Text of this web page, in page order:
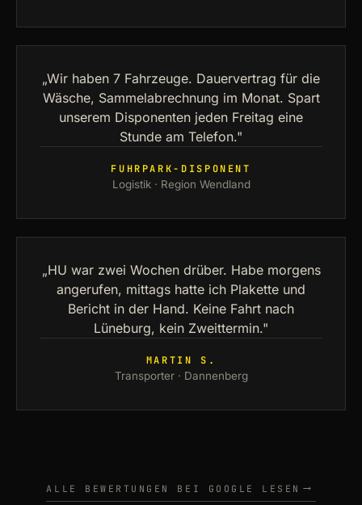
„Wir haben 7 Fahrzeuge. Dauervertrag für die
Wäsche, Sammelabrechnung im Monat. Spart
unserem Disponenten jeden Freitag eine
Stunde am Telefon."
FUHRPARK-DISPONENT
Logistik · Region Wendland
„HU war zwei Wochen drüber. Habe morgens
angerufen, mittags hatte ich Plakette und
Bericht in der Hand. Keine Fahrt nach
Lüneburg, kein Zweittermin."
MARTIN S.
Transporter · Dannenberg
ALLE BEWERTUNGEN BEI GOOGLE LESEN